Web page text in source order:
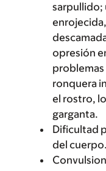
sarpullido;
opresión
problemas
ronquera
el rostro,
garganta.
Dificultad
del cuerpo.